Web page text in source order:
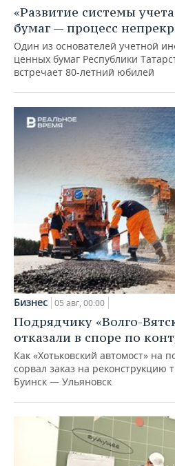
«Развитие системы
бумаг — процесс
Один из основателей учетной
ценных бумаг Республики
встречает 80-летний юбилей
Бизнес 05 авг, 00:00
Подрядчику «Волго-
отказали в споре по
Как «Хотьковский автомост» на
сорвал заказ на реконструкцию
Буинск — Ульяновск